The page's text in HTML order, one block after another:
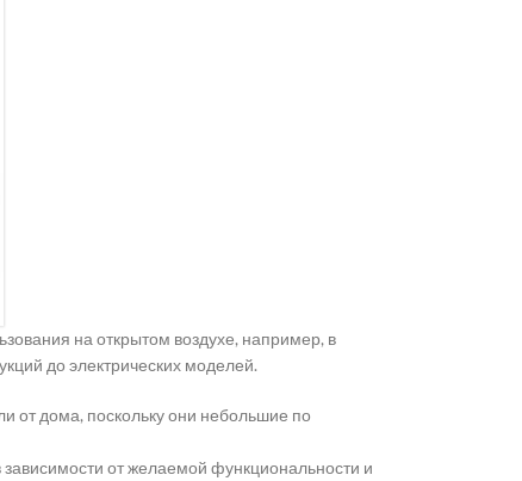
на открытом воздухе, например, в
до электрических моделей.
от дома, поскольку они небольшие по
от желаемой функциональности и